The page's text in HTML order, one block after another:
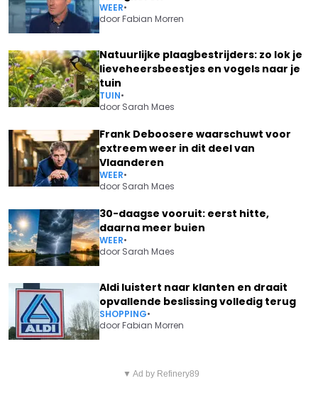
WEER•
doorFabian Morren
Natuurlijke plaagbestrijders: zo lok je
lieveheersbeestjes en vogels naar je
tuin
TUIN•
door Sarah Maes
Frank Deboosere waarschuwt voor
extreem weer in dit deel van
Vlaanderen
WEER•
door Sarah Maes
30-daagse vooruit: eerst hitte,
daarna meer buien
WEER•
door Sarah Maes
Aldi luistert naar klanten en draait
opvallende beslissing volledig terug
SHOPPING•
doorFabian Morren
PLOTS TOT 70% KORTING BIJ
▼ Ad by Refinery89